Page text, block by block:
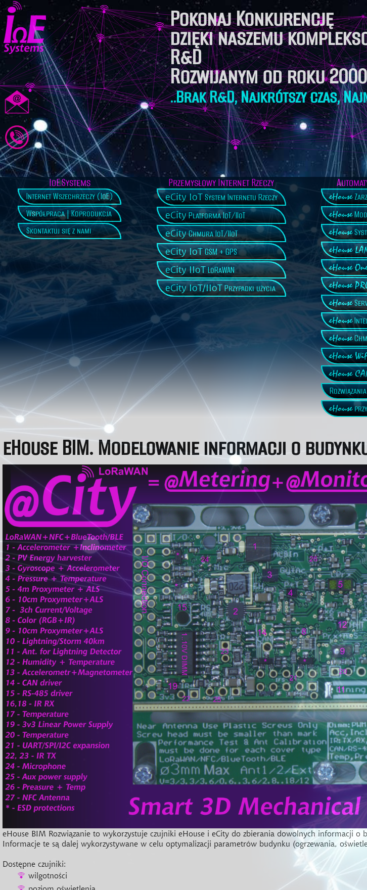
Pokonaj Konkurencję
dzięki naszemu
R&D
Rozwijanym od roku
..Brak R&D, Najkrótszy czas,
IoE.Systems
Internet Wszechrzeczy (IoE)
Współpraca | Koprodukcja
Skontaktuj się z nami
Przemysłowy Internet Rzeczy
eCity IoTSystem Internetu Rzeczy
eCityPlatforma IoT/IIoT
eCityChmura IoT/IIoT
eCity IoTGSM + GPS
eCity IIoTLoRaWAN
eCity IoT/IIoTPrzypadki użycia
eHouse
eHouse
eHouse
eHouse
eHouse
eHouse
eHouse
eHouse
eHouse
eHouse
eHouse
eHouse
eHouse BIM. Modelowanie informacji o
eHouse BIM Rozwiązanie to wykorzystuje czujniki eHouse i eCity do zbierania dowolnych informacji o
Informacje te są dalej wykorzystywane w celu optymalizacji parametrów budynku (ogrzewania,
Dostępne czujniki:
wilgotności